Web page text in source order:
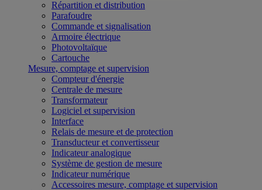
Répartition et distribution
Parafoudre
Commande et signalisation
Armoire électrique
Photovoltaïque
Cartouche
Mesure, comptage et supervision
Compteur d'énergie
Centrale de mesure
Transformateur
Logiciel et supervision
Interface
Relais de mesure et de protection
Transducteur et convertisseur
Indicateur analogique
Système de gestion de mesure
Indicateur numérique
Accessoires mesure, comptage et supervision